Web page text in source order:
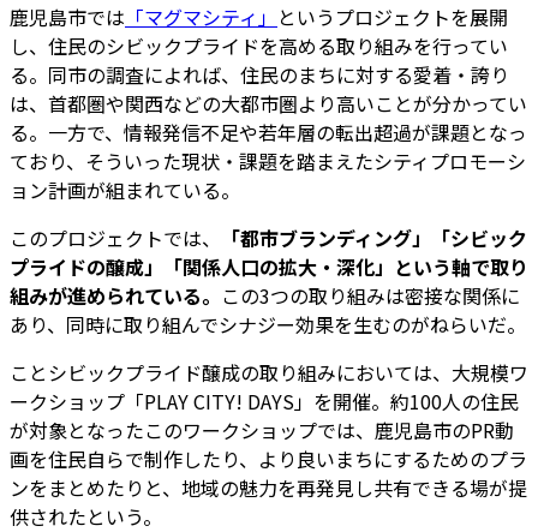
鹿児島市では 「マグマシティ」 というプロジェクトを展開
し、住民のシビックプライドを高める取り組みを行ってい
る。同市の調査によれば、住民のまちに対する愛着・誇り
は、首都圏や関西などの大都市圏より高いことが分かってい
る。一方で、情報発信不足や若年層の転出超過が課題となっ
ており、そういった現状・課題を踏まえたシティプロモーシ
ョン計画が組まれている。
このプロジェクトでは、
「都市ブランディング」「シビック
プライドの醸成」「関係人口の拡大・深化」という軸で取り
組みが進められている。 この3つの取り組みは密接な関係に
あり、同時に取り組んでシナジー効果を生むのがねらいだ。
ことシビックプライド醸成の取り組みにおいては、大規模ワ
ークショップ「PLAY CITY! DAYS」を開催。約100人の住民
が対象となったこのワークショップでは、鹿児島市のPR動
画を住民自らで制作したり、より良いまちにするためのプラ
ンをまとめたりと、地域の魅力を再発見し共有できる場が提
供されたという。